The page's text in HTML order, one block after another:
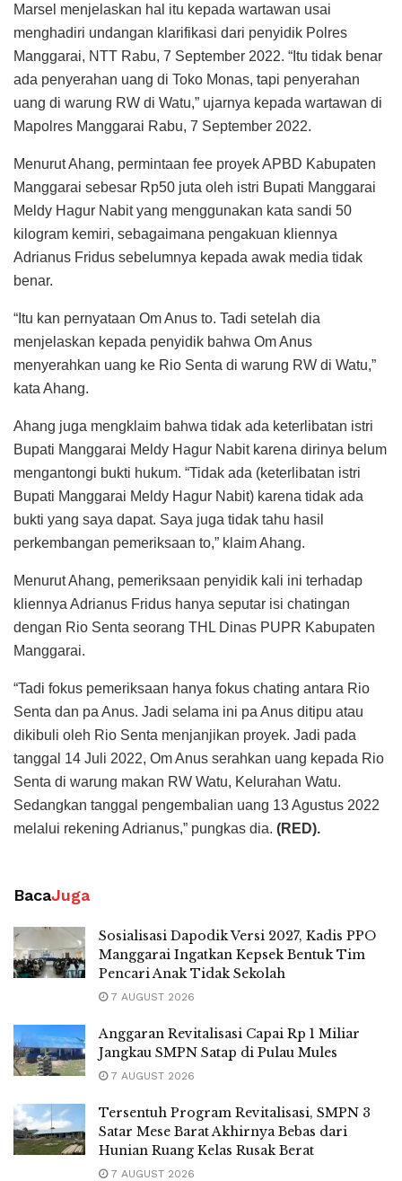
Marsel menjelaskan hal itu kepada wartawan usai
menghadiri undangan klarifikasi dari penyidik Polres
Manggarai, NTT Rabu, 7 September 2022. “Itu tidak benar
ada penyerahan uang di Toko Monas, tapi penyerahan
uang di warung RW di Watu,” ujarnya kepada wartawan di
Mapolres Manggarai Rabu, 7 September 2022.
Menurut Ahang, permintaan fee proyek APBD Kabupaten
Manggarai sebesar Rp50 juta oleh istri Bupati Manggarai
Meldy Hagur Nabit yang menggunakan kata sandi 50
kilogram kemiri, sebagaimana pengakuan kliennya
Adrianus Fridus sebelumnya kepada awak media tidak
benar.
“Itu kan pernyataan Om Anus to. Tadi setelah dia
menjelaskan kepada penyidik bahwa Om Anus
menyerahkan uang ke Rio Senta di warung RW di Watu,”
kata Ahang.
Ahang juga mengklaim bahwa tidak ada keterlibatan istri
Bupati Manggarai Meldy Hagur Nabit karena dirinya belum
mengantongi bukti hukum. “Tidak ada (keterlibatan istri
Bupati Manggarai Meldy Hagur Nabit) karena tidak ada
bukti yang saya dapat. Saya juga tidak tahu hasil
perkembangan pemeriksaan to,” klaim Ahang.
Menurut Ahang, pemeriksaan penyidik kali ini terhadap
kliennya Adrianus Fridus hanya seputar isi chatingan
dengan Rio Senta seorang THL Dinas PUPR Kabupaten
Manggarai.
“Tadi fokus pemeriksaan hanya fokus chating antara Rio
Senta dan pa Anus. Jadi selama ini pa Anus ditipu atau
dikibuli oleh Rio Senta menjanjikan proyek. Jadi pada
tanggal 14 Juli 2022, Om Anus serahkan uang kepada Rio
Senta di warung makan RW Watu, Kelurahan Watu.
Sedangkan tanggal pengembalian uang 13 Agustus 2022
melalui rekening Adrianus,” pungkas dia. (RED).
BacaJuga
Sosialisasi Dapodik Versi 2027, Kadis PPO
Manggarai Ingatkan Kepsek Bentuk Tim
Pencari Anak Tidak Sekolah
7 AUGUST 2026
Anggaran Revitalisasi Capai Rp 1 Miliar
Jangkau SMPN Satap di Pulau Mules
7 AUGUST 2026
Tersentuh Program Revitalisasi, SMPN 3
Satar Mese Barat Akhirnya Bebas dari
Hunian Ruang Kelas Rusak Berat
7 AUGUST 2026